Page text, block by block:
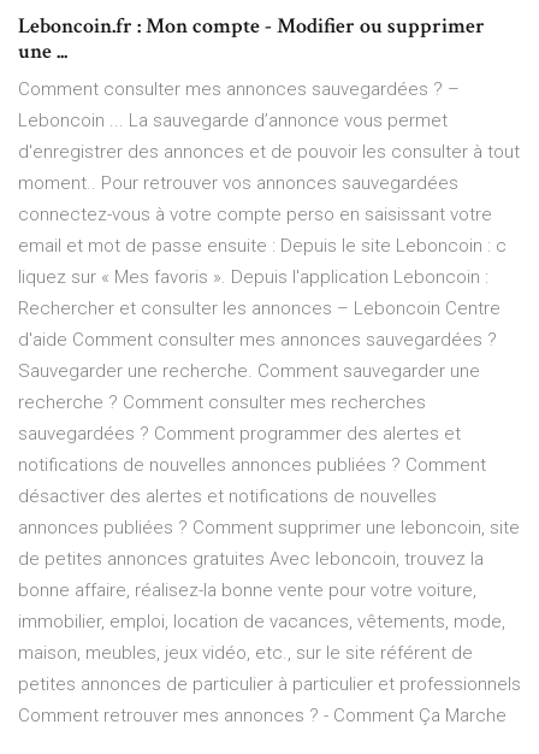
Leboncoin.fr : Mon compte - Modifier ou supprimer
une ...
Comment consulter mes annonces sauvegardées ? –
Leboncoin ... La sauvegarde d’annonce vous permet
d'enregistrer des annonces et de pouvoir les consulter à tout
moment.. Pour retrouver vos annonces sauvegardées
connectez-vous à votre compte perso en saisissant votre
email et mot de passe ensuite : Depuis le site Leboncoin : c
liquez sur « Mes favoris ». Depuis l'application Leboncoin :
Rechercher et consulter les annonces – Leboncoin Centre
d'aide Comment consulter mes annonces sauvegardées ?
Sauvegarder une recherche. Comment sauvegarder une
recherche ? Comment consulter mes recherches
sauvegardées ? Comment programmer des alertes et
notifications de nouvelles annonces publiées ? Comment
désactiver des alertes et notifications de nouvelles
annonces publiées ? Comment supprimer une leboncoin, site
de petites annonces gratuites Avec leboncoin, trouvez la
bonne affaire, réalisez-la bonne vente pour votre voiture,
immobilier, emploi, location de vacances, vêtements, mode,
maison, meubles, jeux vidéo, etc., sur le site référent de
petites annonces de particulier à particulier et professionnels
Comment retrouver mes annonces ? - Comment Ça Marche